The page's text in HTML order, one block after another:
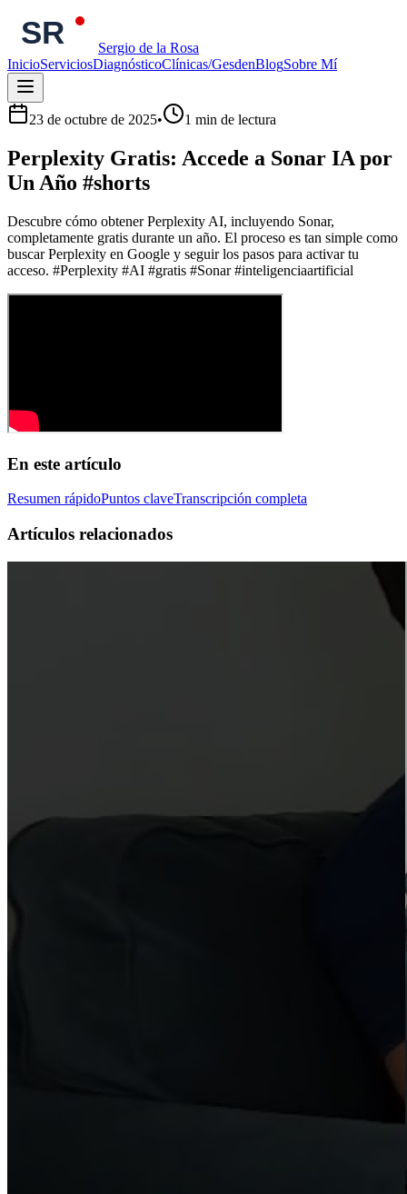
Sergio de la Rosa
InicioServiciosDiagnósticoClínicas/GesdenBlogSobre Mí
23 de octubre de 2025• 1 min de lectura
Perplexity Gratis: Accede a Sonar IA por
Un Año #shorts
Descubre cómo obtener Perplexity AI, incluyendo Sonar,
completamente gratis durante un año. El proceso es tan simple como
buscar Perplexity en Google y seguir los pasos para activar tu
acceso. #Perplexity #AI #gratis #Sonar #inteligenciaartificial
En este artículo
Resumen rápidoPuntos claveTranscripción completa
Artículos relacionados